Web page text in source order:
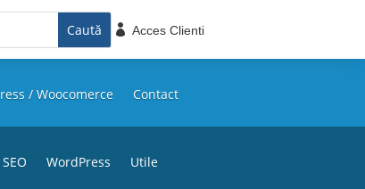
 Acces Clienti
/ Woocomerce Contact
SEO WordPress Utile